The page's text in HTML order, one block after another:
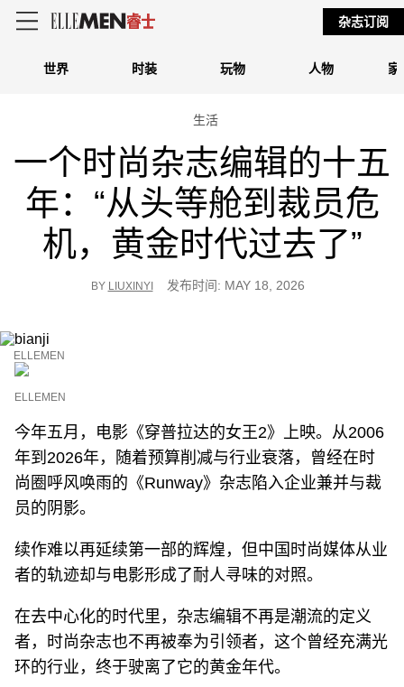
世界 时装 玩物 人物 家
杂志订阅
生活
一个时尚杂志编辑的十五
年：“从头等舱到裁员危
机，黄金时代过去了”
BY LIUXINYI 发布时间: MAY 18, 2026
ELLEMEN
ELLEMEN
今年五月，电影《穿普拉达的女王2》上映。从2006
年到2026年，随着预算削减与行业衰落，曾经在时
尚圈呼风唤雨的《Runway》杂志陷入企业兼并与裁
员的阴影。
续作难以再延续第一部的辉煌，但中国时尚媒体从业
者的轨迹却与电影形成了耐人寻味的对照。
在去中心化的时代里，杂志编辑不再是潮流的定义
者，时尚杂志也不再被奉为引领者，这个曾经充满光
环的行业，终于驶离了它的黄金年代。